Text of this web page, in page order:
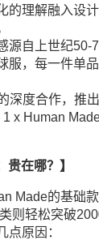
的理解融入设
源自上世纪50-
服，每一件单
深度合作，推
x Human
贵在哪？】
Made的基础
则轻松突破
点原因：